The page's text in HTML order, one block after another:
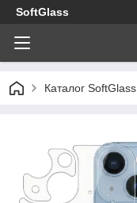
SoftGlass
Каталог SoftGlass